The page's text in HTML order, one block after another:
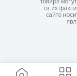
от их
сайте